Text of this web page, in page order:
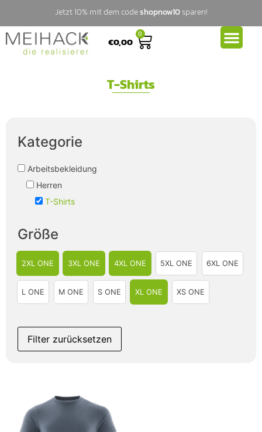
Jetzt 10% mit dem codeshopnow10sparen!
€0,00
0
T-Shirts
Kategorie
Arbeitsbekleidung
Herren
T-Shirts
Größe
2XL ONE 3XL ONE 4XL ONE 5XL ONE 6XL ONE
L ONE M ONE S ONE XL ONE XS ONE
Filter zurücksetzen